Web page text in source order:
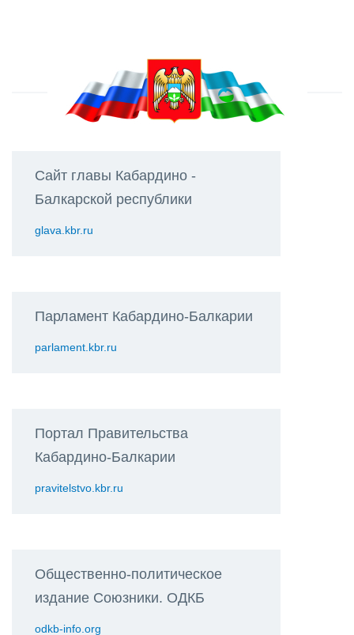
Сайт главы Кабардино -
Балкарской республики
glava.kbr.ru
Парламент Кабардино-Балкарии
parlament.kbr.ru
Портал Правительства
Кабардино-Балкарии
pravitelstvo.kbr.ru
Общественно-политическое
издание Союзники. ОДКБ
odkb-info.org